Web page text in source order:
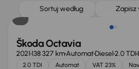
Sortuj według Zapisz
Możliwość odliczenia VAT
Škoda Octavia
2021138 327 kmAutomatDiesel2.0 TDI
2.0 TDI Automat VAT 23%